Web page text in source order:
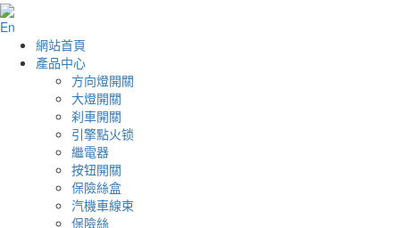
En
網站首頁
產品中心
方向燈開關
大燈開關
刹車開關
引擎點火锁
繼電器
按钮開關
保險絲盒
汽機車線束
保險絲